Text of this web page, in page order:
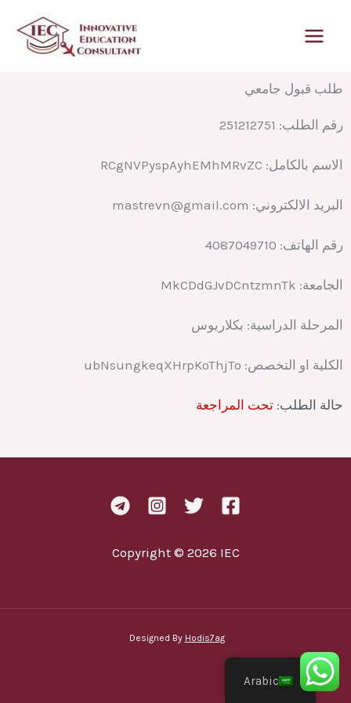
طلب قبول جامعي
رقم الطلب: 251212751
الاسم بالكامل: RCgNVPyspAyhEMhMRvZC
البريد الالكتروني: mastrevn@gmail.com
رقم الهاتف: 4087049710
الجامعة: MkCDdGJvDCntzmnTk
المرحلة الدراسية: بكلاريوس
الكلية او التخصص: ubNsungkeqXHrpKoThjTo
حالة الطلب: تحت المراجعة
Copyright © 2026 IEC
Designed By Hodis7ag
Arabic